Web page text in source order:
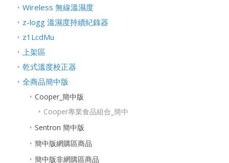
Wireless 無線溫濕度
z-logg 溫濕度持續紀錄器
z1LcdMu
上架區
乾式溫度校正器
全商品簡中版
Cooper_簡中版
Cooper專業食品組合_簡中
Sentron 簡中版
簡中版網購區商品
簡中版非網購區商品